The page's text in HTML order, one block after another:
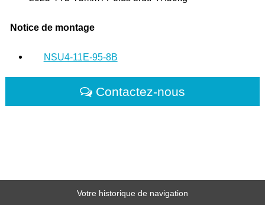
Notice de montage
NSU4-11E-95-8B
Contactez-nous
Votre historique de navigation